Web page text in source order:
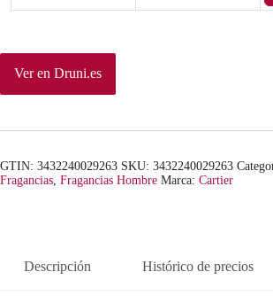
r
c
o
r
a
Ver en Druni.es
GTIN: 3432240029263 SKU: 3432240029263
Fragancias Fragancias Hombre Marca: Cartier
Descripción Histórico de precios